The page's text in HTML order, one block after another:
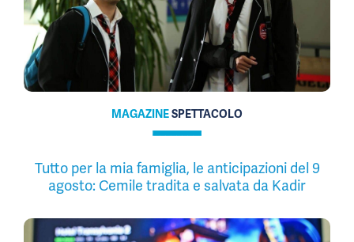
MAGAZINESPETTACOLO
Tutto per la mia famiglia, le anticipazioni del 9
agosto: Cemile tradita e salvata da Kadir